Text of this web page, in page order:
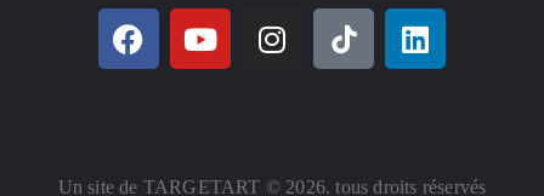
Un site de TARGETART © 2026. tous droits réservés